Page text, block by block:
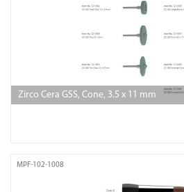
Zirco Cera GSS, Cone, 3.5 x 11 mm
MPF-102-1008